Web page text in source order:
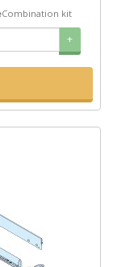
Combination kit
+